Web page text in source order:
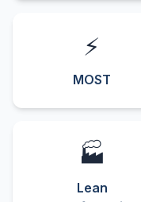
⚡
MOST
🏭
Lean